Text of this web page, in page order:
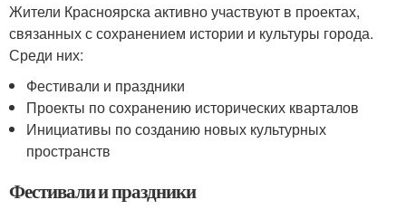
Жители Красноярска активно участвуют в проектах,
связанных с сохранением истории и культуры города.
Среди них:
Фестивали и праздники
Проекты по сохранению исторических кварталов
Инициативы по созданию новых культурных
пространств
Фестивали и праздники